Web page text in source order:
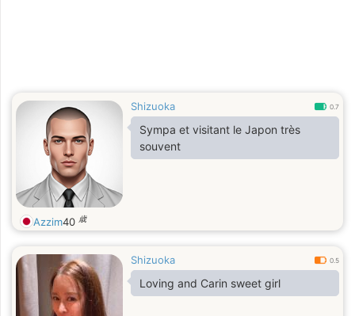
Shizuoka 0.7
Sympa et visitant le Japon très
souvent
Azzim40 歳
Shizuoka 0.5
Loving and Carin sweet girl